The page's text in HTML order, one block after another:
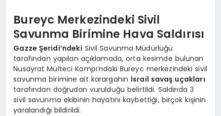
Bureyc Merkezindeki Sivil
Savunma Birimine Hava Saldırısı
Gazze Şeridi’ndeki Sivil Savunma Müdürlüğü
tarafından yapılan açıklamada, orta kesimde bulunan
Nusayrat Mülteci Kampı’ndaki Bureyc merkezindeki sivil
savunma birimine ait karargahın İsrail savaş uçakları
tarafından doğrudan vurulduğu belirtildi. Saldırıda 3
sivil savunma ekibinin hayatını kaybettiği, birçok kişinin
yaralandığı bildirildi.